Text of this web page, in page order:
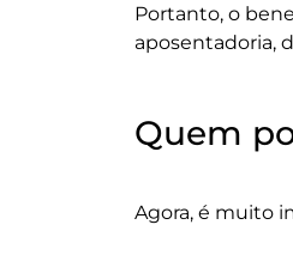
Portanto, o
aposentadoria,
Quem
Agora, é muito